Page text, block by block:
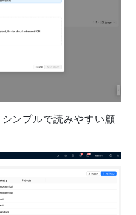
ンプルで読みやすい顧